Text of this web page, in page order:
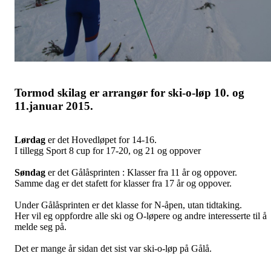
Tormod skilag er arrangør for ski-o-løp 10. og
11.januar 2015.
Lørdag er det Hovedløpet for 14-16.
I tillegg Sport 8 cup for 17-20, og 21 og oppover
Søndag er det Gålåsprinten : Klasser fra 11 år og oppover.
Samme dag er det stafett for klasser fra 17 år og oppover.
Under Gålåsprinten er det klasse for N-åpen, utan tidtaking.
Her vil eg oppfordre alle ski og O-løpere og andre interesserte til å
melde seg på.
Det er mange år sidan det sist var ski-o-løp på Gålå.